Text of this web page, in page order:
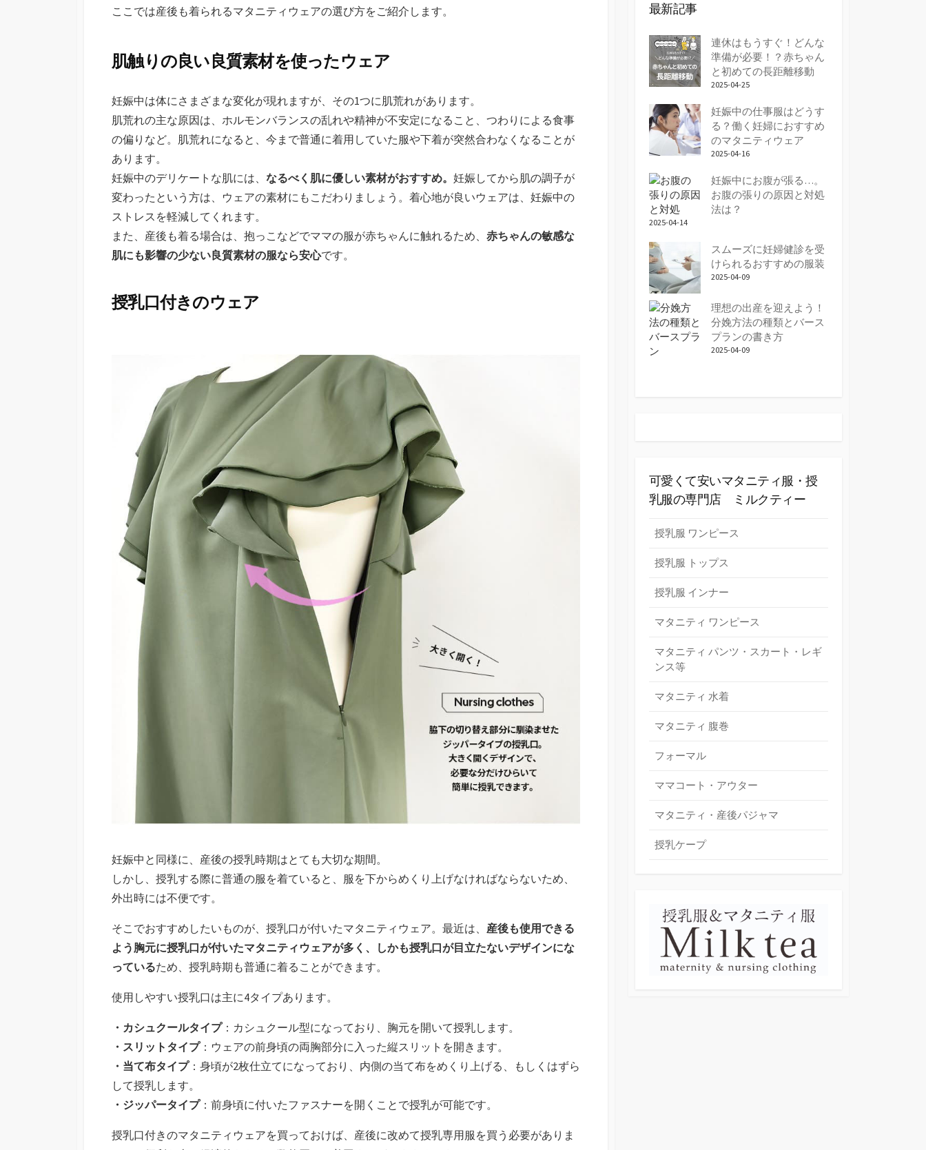
ここでは産後も着られるマタニティウェアの選び方をご紹介します。
肌触りの良い良質素材を使ったウェア
妊娠中は体にさまざまな変化が現れますが、その1つに肌荒れがあります。
肌荒れの主な原因は、ホルモンバランスの乱れや精神が不安定になること、つわりによる食事
の偏りなど。肌荒れになると、今まで普通に着用していた服や下着が突然合わなくなることが
あります。
妊娠中のデリケートな肌には、 なるべく肌に優しい素材がおすすめ。 妊娠してから肌の調子が
変わったという方は、ウェアの素材にもこだわりましょう。着心地が良いウェアは、妊娠中の
ストレスを軽減してくれます。
また、産後も着る場合は、抱っこなどでママの服が赤ちゃんに触れるため、 赤ちゃんの敏感な
肌にも影響の少ない良質素材の服なら安心です。
授乳口付きのウェア
妊娠中と同様に、産後の授乳時期はとても大切な期間。
しかし、授乳する際に普通の服を着ていると、服を下からめくり上げなければならないため、
外出時には不便です。
そこでおすすめしたいものが、授乳口が付いたマタニティウェア。最近は、 産後も使用できる
よう胸元に授乳口が付いたマタニティウェアが多く、しかも授乳口が目立たないデザインにな
っているため、授乳時期も普通に着ることができます。
使用しやすい授乳口は主に4タイプあります。
・カシュクールタイプ：カシュクール型になっており、胸元を開いて授乳します。
・スリットタイプ：ウェアの前身頃の両胸部分に入った縦スリットを開きます。
・当て布タイプ：身頃が2枚仕立てになっており、内側の当て布をめくり上げる、もしくはずら
して授乳します。
・ジッパータイプ：前身頃に付いたファスナーを開くことで授乳が可能です。
授乳口付きのマタニティウェアを買っておけば、産後に改めて授乳専用服を買う必要がありま
最新記事
連休はもうすぐ！どんな
準備が必要！？赤ちゃん
と初めての長距離移動
2025-04-25
妊娠中の仕事服はどうす
る？働く妊婦におすすめ
のマタニティウェア
2025-04-16
妊娠中にお腹が張る…。
お腹の張りの原因と対処
法は？
2025-04-14
スムーズに妊婦健診を受
けられるおすすめの服装
2025-04-09
理想の出産を迎えよう！
分娩方法の種類とバース
プランの書き方
2025-04-09
可愛くて安いマタニティ服・授
乳服の専門店 ミルクティー
授乳服 ワンピース
授乳服 トップス
授乳服 インナー
マタニティ ワンピース
マタニティ パンツ・スカート・レギ
ンス等
マタニティ 水着
マタニティ 腹巻
フォーマル
ママコート・アウター
マタニティ・産後パジャマ
授乳ケープ